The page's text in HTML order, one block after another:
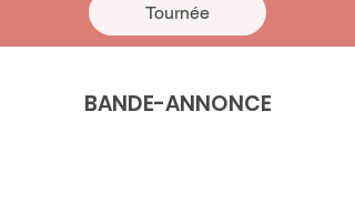
Tournée
BANDE-ANNONCE